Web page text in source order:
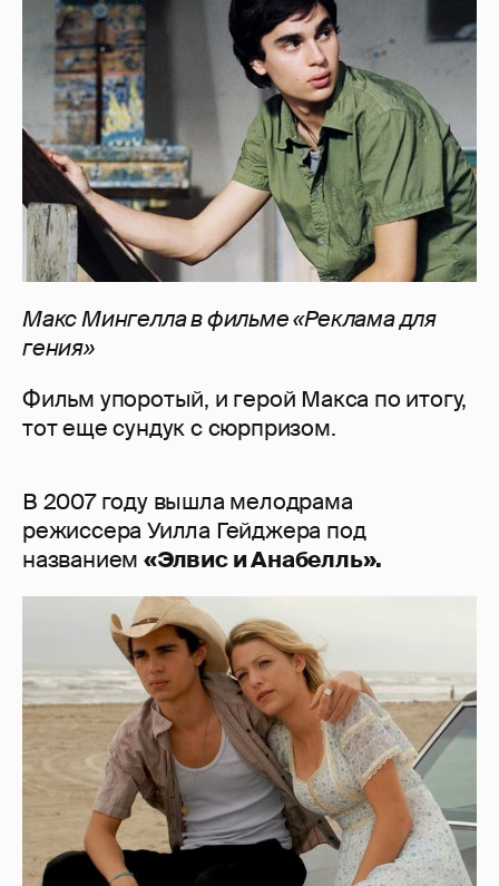
Макс Мингелла в фильме «Реклама для
гения»
Фильм упоротый, и герой Макса по итогу,
тот еще сундук с сюрпризом.
В 2007 году вышла мелодрама
режиссера Уилла Гейджера под
названием«Элвис и Анабелль».